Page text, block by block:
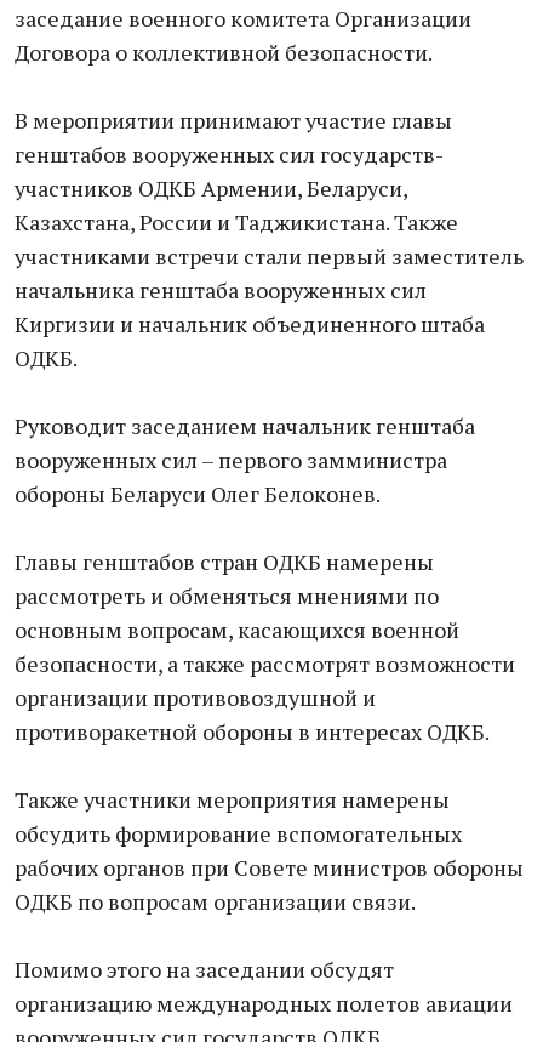
заседание военного комитета Организации
Договора о коллективной безопасности.
В мероприятии принимают участие главы
генштабов вооруженных сил государств-
участников ОДКБ Армении, Беларуси,
Казахстана, России и Таджикистана. Также
участниками встречи стали первый заместитель
начальника генштаба вооруженных сил
Киргизии и начальник объединенного штаба
ОДКБ.
Руководит заседанием начальник генштаба
вооруженных сил – первого замминистра
обороны Беларуси Олег Белоконев.
Главы генштабов стран ОДКБ намерены
рассмотреть и обменяться мнениями по
основным вопросам, касающихся военной
безопасности, а также рассмотрят возможности
организации противовоздушной и
противоракетной обороны в интересах ОДКБ.
Также участники мероприятия намерены
обсудить формирование вспомогательных
рабочих органов при Совете министров обороны
ОДКБ по вопросам организации связи.
Помимо этого на заседании обсудят
организацию международных полетов авиации